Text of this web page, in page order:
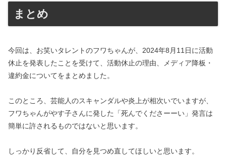
まとめ
今回は、お笑いタレントのフワちゃんが、2024年8月11日に活動
休止を発表したことを受けて、活動休止の理由、メディア降板・
違約金についてをまとめました。
このところ、芸能人のスキャンダルや炎上が相次いでいますが、
フワちゃんがやす子さんに発した「死んでくださーーい」発言は
簡単に許されるものではないと思います。
しっかり反省して、自分を見つめ直してほしいと思います。